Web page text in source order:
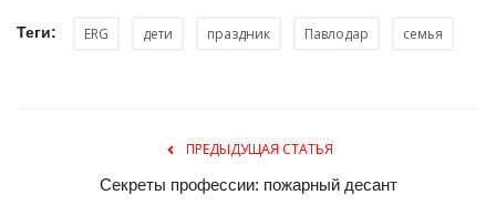
Теги: ERG дети праздник Павлодар семья
ПРЕДЫДУЩАЯ СТАТЬЯ
Секреты профессии: пожарный десант